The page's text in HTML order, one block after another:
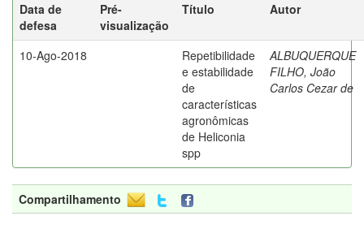
Data de
defesa
Pré-
visualização
Título Autor
10-Ago-2018
Repetibilidade
e estabilidade
de
características
agronômicas
de Heliconia
spp
ALBUQUERQUE
FILHO, João
Carlos Cezar de
Compartilhamento